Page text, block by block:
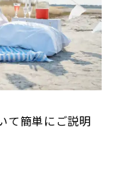
て簡単にご説明